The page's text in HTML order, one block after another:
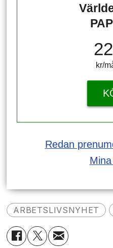
kr/
Redan
ARBETSLIVSNYHET